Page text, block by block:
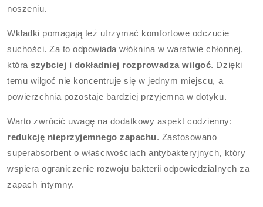
noszeniu.
Wkładki pomagają też utrzymać komfortowe odczucie
suchości. Za to odpowiada włóknina w warstwie chłonnej,
któraszybciej i dokładniej rozprowadza wilgoć. Dzięki
temu wilgoć nie koncentruje się w jednym miejscu, a
powierzchnia pozostaje bardziej przyjemna w dotyku.
Warto zwrócić uwagę na dodatkowy aspekt codzienny:
redukcję nieprzyjemnego zapachu. Zastosowano
superabsorbent o właściwościach antybakteryjnych, który
wspiera ograniczenie rozwoju bakterii odpowiedzialnych za
zapach intymny.